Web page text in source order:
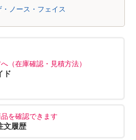
ノース・フェイス
（在庫確認・見積方法）
ド
を確認できます
文履歴